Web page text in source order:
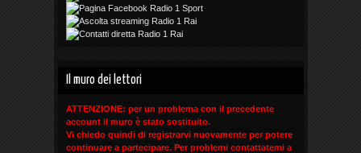
Il muro dei lettori
ATTENZIONE: per un problema con il precedente
account il muro è stato sostituito.
Vi chiedo quindi di registrarvi nuovamente per potere
continuare a partecipare. Per problemi contattatemi a